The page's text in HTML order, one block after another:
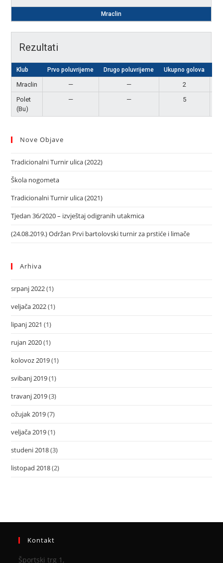
Mraclin
Rezultati
Klub Prvo poluvrijeme Drugo poluvrijeme Ukupno golova
Mraclin — — 2
Polet
(Bu)
— — 5
Nove Objave
Tradicionalni Turnir ulica (2022)
Škola nogometa
Tradicionalni Turnir ulica (2021)
Tjedan 36/2020 – izvještaj odigranih utakmica
(24.08.2019.) Održan Prvi bartolovski turnir za prstiće i limače
Arhiva
srpanj 2022(1)
veljača 2022(1)
lipanj 2021 (1)
rujan 2020(1)
kolovoz 2019(1)
svibanj 2019(1)
travanj 2019(3)
ožujak 2019(7)
veljača 2019(1)
studeni 2018(3)
listopad 2018(2)
Kontakt
Športski trg 1,